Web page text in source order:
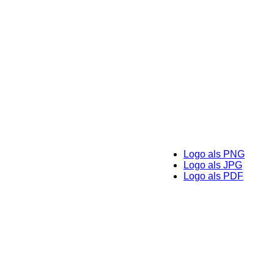
Logo als PNG
Logo als JPG
Logo als PDF